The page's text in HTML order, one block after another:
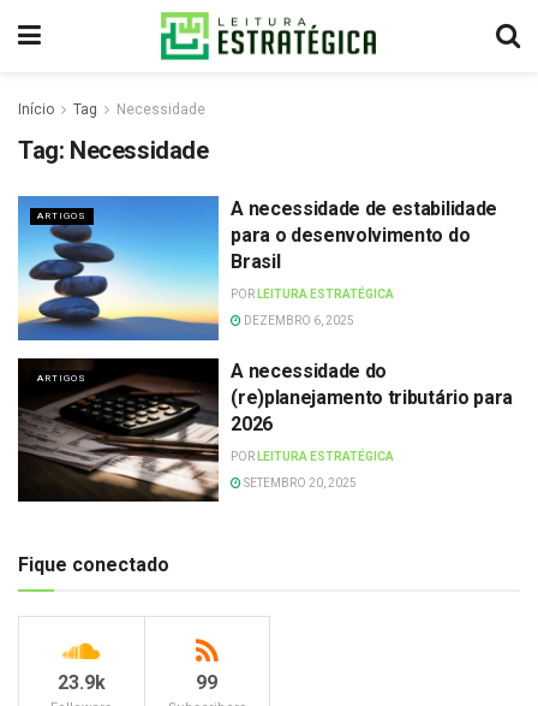
Início Tag Necessidade
Tag: Necessidade
ARTIGOS
A necessidade de estabilidade
para o desenvolvimento do
Brasil
POR LEITURA ESTRATÉGICA
DEZEMBRO 6, 2025
ARTIGOS
A necessidade do
(re)planejamento tributário para
2026
POR LEITURA ESTRATÉGICA
SETEMBRO 20, 2025
Fique conectado
23.9k 99